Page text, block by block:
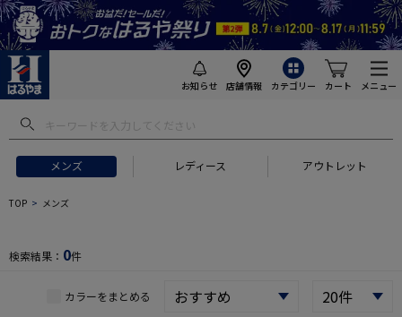
お知らせ 店舗情報 カテゴリー カート メニュー
メンズ レディース アウトレット
フトにおすすめ #セットアップ スーツ
TOP メンズ
検索結果： 0件
カラーをまとめる